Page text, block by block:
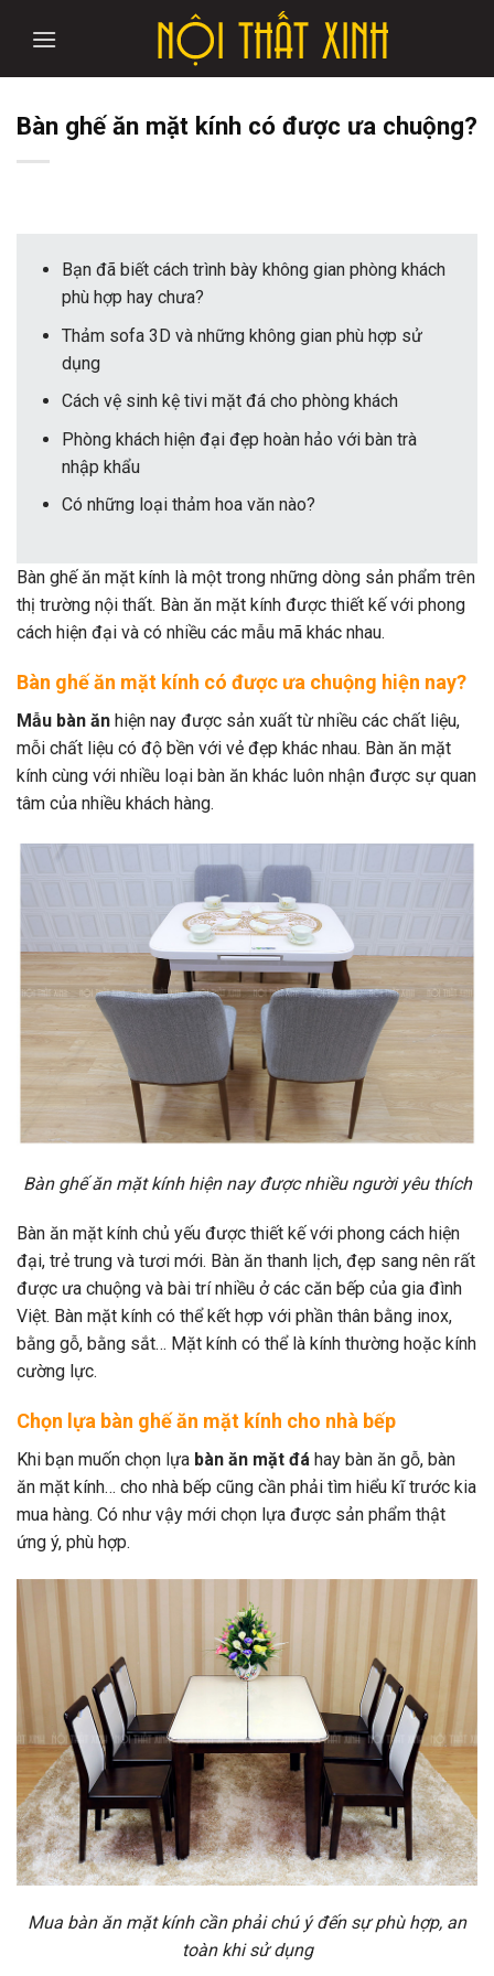
Bàn ghế ăn mặt kính có được ưa chuộng?
Bạn đã biết cách trình bày không gian phòng khách
phù hợp hay chưa?
Thảm sofa 3D và những không gian phù hợp sử
dụng
Cách vệ sinh kệ tivi mặt đá cho phòng khách
Phòng khách hiện đại đẹp hoàn hảo với bàn trà
nhập khẩu
Có những loại thảm hoa văn nào?
Bàn ghế ăn mặt kính là một trong những dòng sản phẩm trên
thị trường nội thất. Bàn ăn mặt kính được thiết kế với phong
cách hiện đại và có nhiều các mẫu mã khác nhau.
Bàn ghế ăn mặt kính có được ưa chuộng hiện nay?
Mẫu bàn ăn hiện nay được sản xuất từ nhiều các chất liệu,
mỗi chất liệu có độ bền với vẻ đẹp khác nhau. Bàn ăn mặt
kính cùng với nhiều loại bàn ăn khác luôn nhận được sự quan
tâm của nhiều khách hàng.
Bàn ghế ăn mặt kính hiện nay được nhiều người yêu thích
Bàn ăn mặt kính chủ yếu được thiết kế với phong cách hiện
đại, trẻ trung và tươi mới. Bàn ăn thanh lịch, đẹp sang nên rất
được ưa chuộng và bài trí nhiều ở các căn bếp của gia đình
Việt. Bàn mặt kính có thể kết hợp với phần thân bằng inox,
bằng gỗ, bằng sắt… Mặt kính có thể là kính thường hoặc kính
cường lực.
Chọn lựa bàn ghế ăn mặt kính cho nhà bếp
Khi bạn muốn chọn lựa bàn ăn mặt đá hay bàn ăn gỗ, bàn
ăn mặt kính… cho nhà bếp cũng cần phải tìm hiểu kĩ trước kia
mua hàng. Có như vậy mới chọn lựa được sản phẩm thật
ứng ý, phù hợp.
Mua bàn ăn mặt kính cần phải chú ý đến sự phù hợp, an
toàn khi sử dụng